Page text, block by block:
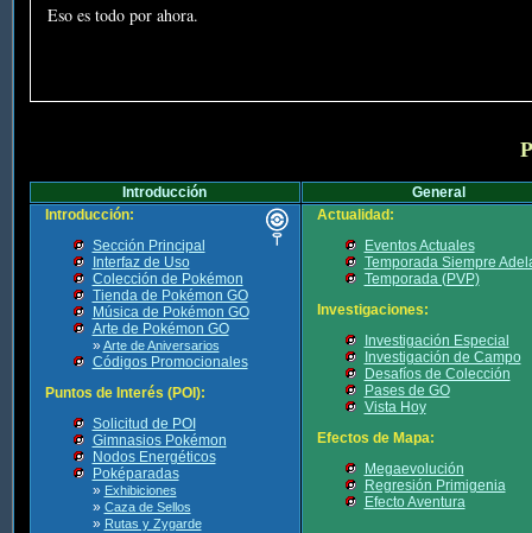
Eso es todo por ahora.
Introducción
General
Introducción:
Sección Principal
Interfaz de Uso
Colección de Pokémon
Tienda de Pokémon GO
Música de Pokémon GO
Arte de Pokémon GO
» Arte de Aniversarios
Códigos Promocionales
Puntos de Interés (POI):
Solicitud de POI
Gimnasios Pokémon
Nodos Energéticos
Poképaradas
» Exhibiciones
» Caza de Sellos
» Rutas y Zygarde
Actualidad:
Eventos Actuales
Temporada Siempre
Temporada (PVP)
Investigaciones:
Investigación Especial
Investigación de Campo
Desafíos de Colección
Pases de GO
Vista Hoy
Efectos de Mapa:
Megaevolución
Regresión Primigenia
Efecto Aventura